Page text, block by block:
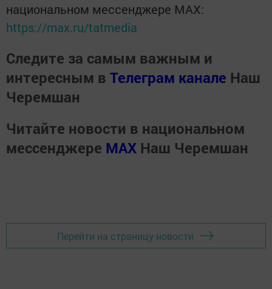
национальном мессенджере MАХ:
https://max.ru/tatmedia
Следите за самым важным и
интересным в Телеграм канале Наш
Черемшан
Читайте новости в национальном
мессенджере MАХ Наш Черемшан
Перейти на страницу новости